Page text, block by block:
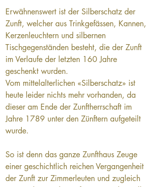
Erwähnenswert ist der Silberschatz der
Zunft, welcher aus Trinkgefässen, Kannen,
Kerzenleuchtern und silbernen
Tischgegenständen besteht, die der Zunft
im Verlaufe der letzten 160 Jahre
geschenkt wurden.
Vom mittelalterlichen «Silberschatz» ist
heute leider nichts mehr vorhanden, da
dieser am Ende der Zunftherrschaft im
Jahre 1789 unter den Zünftern aufgeteilt
wurde.
So ist denn das ganze Zunfthaus Zeuge
einer geschichtlich reichen Vergangenheit
der Zunft zur Zimmerleuten und zugleich